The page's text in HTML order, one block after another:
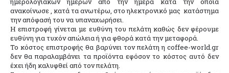
ανακοίνωσε , κατά τα ανωτέρω, στο ηλεκτρονικό μας κατάστημα
την απόφασή του να υπαναχωρήσει.
Η επιστροφή γίνεται με ευθύνη του πελάτη καθώς δεν φέρουμε
ευθύνη για τυχόν απώλεια ή για φθορά κατά την μεταφορά.
Το κόστος επιστροφής θα βαρύνει τον πελάτη η coffee-world.gr
δεν θα παραλαμβάνει τα προϊόντα εφόσον το κόστος αυτό δεν
έχει ήδη καλυφθεί από τον πελάτη.